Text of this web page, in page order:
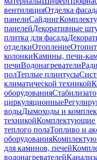
вентиляцияОтделка
панелиСайдинг
панелейДекоративные
плитка для фасада
отделкиОтопление
колонкиКамины, печи-
печиВодонагреватели
полТеплые плинтусы
климатической техникой
оборудования
циркуляционные
водыДымоходы и
техникойКомплектующие
теплого полаТопливо и
оборудования
для каминов, печей
водонагревателей